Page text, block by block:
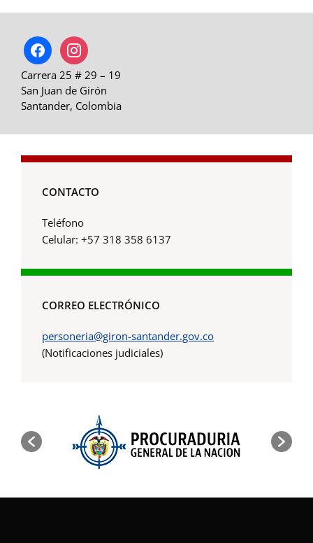
facebookinstagram
Carrera 25 # 29 – 19
San Juan de Girón
Santander, Colombia
CONTACTO
Teléfono
Celular: +57 318 358 6137
CORREO ELECTRÓNICO
personeria@giron-santander.gov.co
(Notificaciones judiciales)